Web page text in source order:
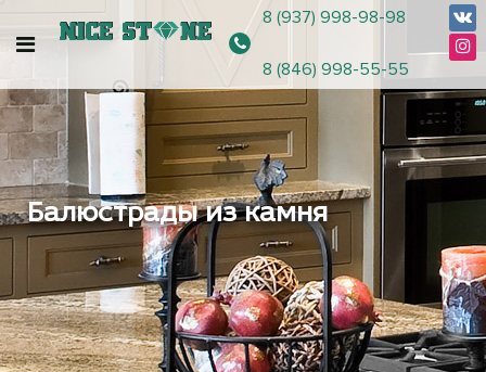
8 (937) 998-98-98
8 (846) 998-55-55
Балюстрады из камня